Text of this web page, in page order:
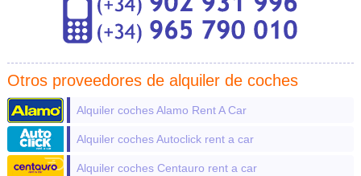
Otros proveedores de alquiler de coches
Alquiler coches Alamo Rent A Car
Alquiler coches Autoclick rent a car
Alquiler coches Centauro rent a car